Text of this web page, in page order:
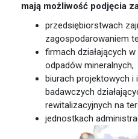
mają możliwość podjęcia
przedsiębiorstwach
zagospodarowaniem
firmach działających
odpadów mineralnych,
biurach projektowych
badawczych
rewitalizacyjnych na
jednostkach